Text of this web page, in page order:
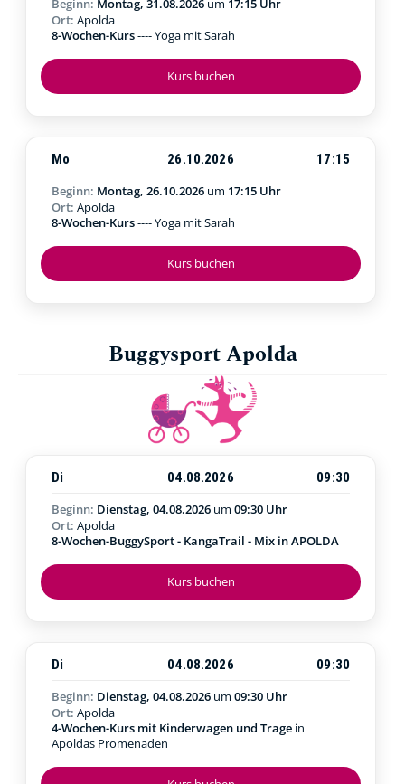
Kurs buchen
Beginn: Montag, 31.08.2026 um 17:15 Uhr
Ort: Apolda
8-Wochen-Kurs---- Yoga mit Sarah
Kurs buchen
Mo 26.10.2026
17:15
Beginn: Montag, 26.10.2026 um 17:15 Uhr
Ort: Apolda
8-Wochen-Kurs---- Yoga mit Sarah
Buggysport Apolda
Kurs buchen
Di 04.08.2026
09:30
Beginn: Dienstag, 04.08.2026 um 09:30 Uhr
Ort: Apolda
8-Wochen-BuggySport - KangaTrail - Mix in APOLDA
Di 04.08.2026
09:30
Beginn: Dienstag, 04.08.2026 um 09:30 Uhr
Ort: Apolda
4-Wochen-Kurs mit Kinderwagen und Trage in
Apoldas Promenaden